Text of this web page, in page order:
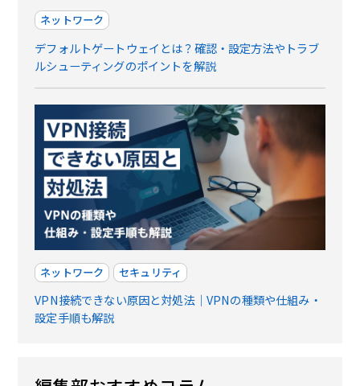
ネットワーク
デフォルトゲートウェイとは？確認・設定方法やトラブ
ルシューティングのポイントを解説
ネットワーク セキュリティ
VPN接続できない原因と対処法｜VPNの種類や仕組み・
設定手順も解説